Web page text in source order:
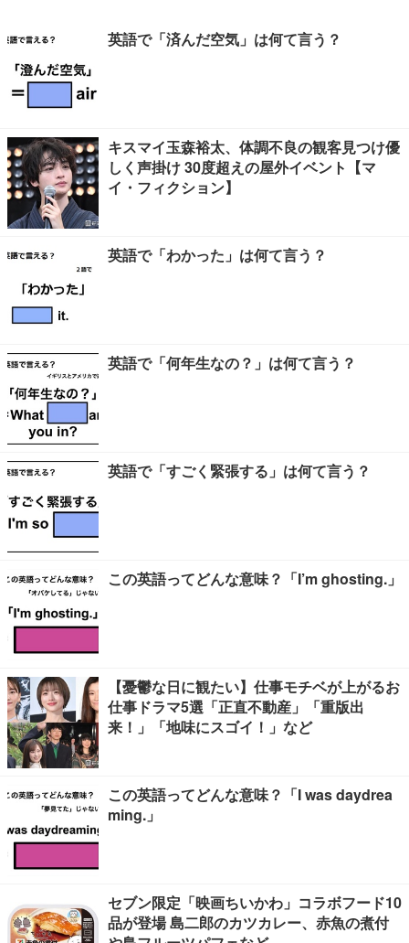
英語で「済んだ空気」は何て言う？
キスマイ玉森裕太、体調不良の観客見つけ優
しく声掛け 30度超えの屋外イベント【マ
イ・フィクション】
英語で「わかった」は何て言う？
英語で「何年生なの？」は何て言う？
英語で「すごく緊張する」は何て言う？
この英語ってどんな意味？「I’m ghosting.」
【憂鬱な日に観たい】仕事モチベが上がるお
仕事ドラマ5選「正直不動産」「重版出
来！」「地味にスゴイ！」など
この英語ってどんな意味？「I was daydrea
ming.」
セブン限定「映画ちいかわ」コラボフード10
品が登場 島二郎のカツカレー、赤魚の煮付